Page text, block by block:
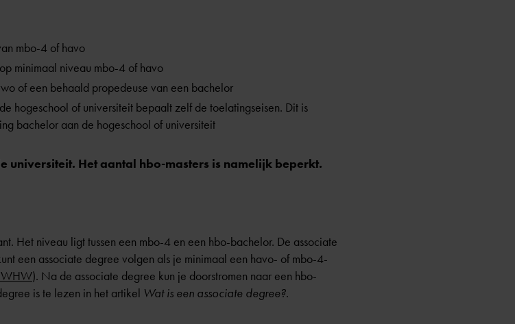
mbo-4 of havo
minimaal niveau mbo-4 ofhavo
of een behaald propedeuse van een bachelor
hogeschool of universiteit bepaalt zelf de toelatingseisen. Dit is
bachelor aan de hogeschool of universiteit
universiteit. Het aantal hbo-masters is namelijk beperkt.
Het niveau ligt tussen een mbo-4 en een hbo-bachelor. De associate
een associate degree volgen als je minimaal een havo- of mbo-4-
WHW). Na de associate degree kun je doorstromen naar een hbo-
is te lezen in het artikel Wat is een associate degree?.